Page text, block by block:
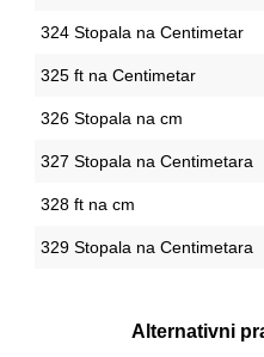
324 Stopala na Centimetar
325 ft na Centimetar
326 Stopala na cm
327 Stopala na Centimetara
328 ft na cm
329 Stopala na Centimetara
Alternativni